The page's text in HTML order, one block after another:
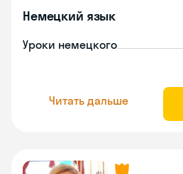
Немецкий язык
Уроки немецкого
Читать дальше